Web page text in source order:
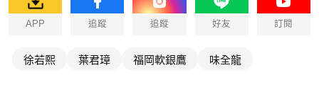
APP 追蹤 追蹤 好友 訂閱
徐若熙 葉君璋 福岡軟銀鷹 味全龍